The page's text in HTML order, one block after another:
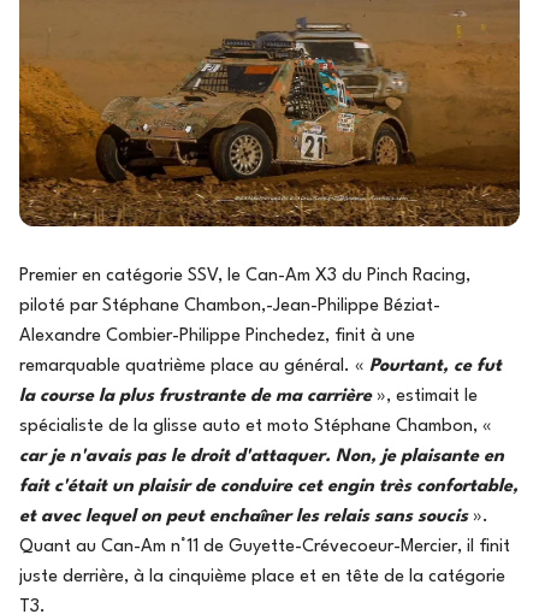
Premier en catégorie SSV, le Can-Am X3 du Pinch Racing,
piloté par Stéphane Chambon,-Jean-Philippe Béziat-
Alexandre Combier-Philippe Pinchedez, finit à une
remarquable quatrième place au général. « Pourtant, ce fut
la course la plus frustrante de ma carrière », estimait le
spécialiste de la glisse auto et moto Stéphane Chambon, «
car je n'avais pas le droit d'attaquer. Non, je plaisante en
fait c'était un plaisir de conduire cet engin très confortable,
et avec lequel on peut enchaîner les relais sans soucis».
Quant au Can-Am n°11 de Guyette-Crévecoeur-Mercier, il finit
juste derrière, à la cinquième place et en tête de la catégorie
T3.